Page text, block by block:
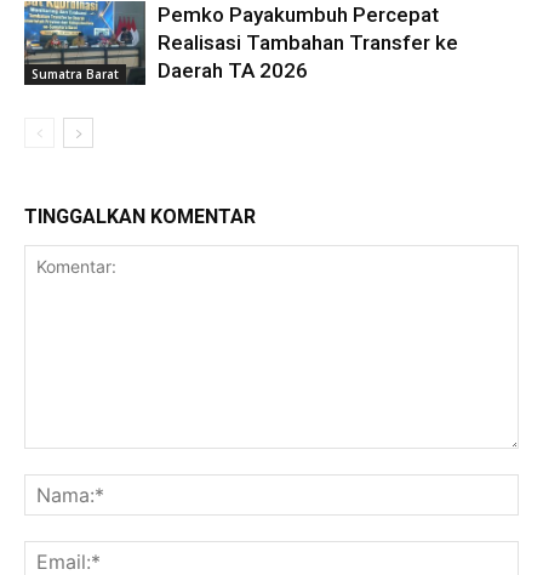
Sumatra Barat
Pemko Payakumbuh Percepat
Realisasi Tambahan Transfer ke
Daerah TA 2026
TINGGALKAN KOMENTAR